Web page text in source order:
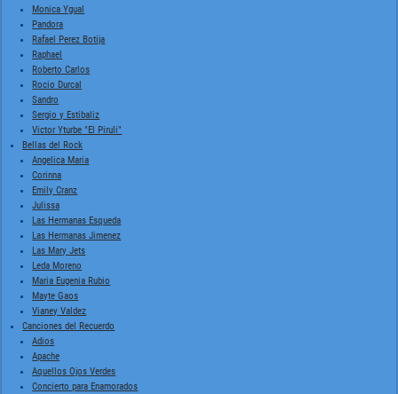
Monica Ygual
Pandora
Rafael Perez Botija
Raphael
Roberto Carlos
Rocio Durcal
Sandro
Sergio y Estibaliz
Victor Yturbe "El Piruli"
Bellas del Rock
Angelica Maria
Corinna
Emily Cranz
Julissa
Las Hermanas Esqueda
Las Hermanas Jimenez
Las Mary Jets
Leda Moreno
Maria Eugenia Rubio
Mayte Gaos
Vianey Valdez
Canciones del Recuerdo
Adios
Apache
Aquellos Ojos Verdes
Concierto para Enamorados